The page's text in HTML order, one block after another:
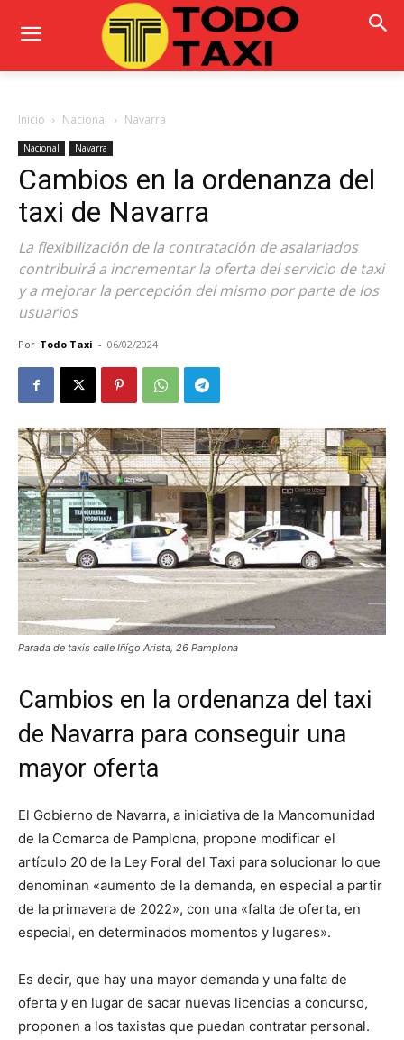
Inicio Nacional Navarra
Nacional Navarra
Cambios en la ordenanza del
taxi de Navarra
La flexibilización de la contratación de asalariados
contribuirá a incrementar la oferta del servicio de taxi
y a mejorar la percepción del mismo por parte de los
usuarios
Por Todo Taxi - 06/02/2024
Parada de taxis calle Iñígo Arista, 26 Pamplona
Cambios en la ordenanza del taxi
de Navarra para conseguir una
mayor oferta
El Gobierno de Navarra, a iniciativa de la Mancomunidad
de la Comarca de Pamplona, propone modificar el
artículo 20 de la Ley Foral del Taxi para solucionar lo que
denominan «aumento de la demanda, en especial a partir
de la primavera de 2022», con una «falta de oferta, en
especial, en determinados momentos y lugares».
Es decir, que hay una mayor demanda y una falta de
oferta y en lugar de sacar nuevas licencias a concurso,
proponen a los taxistas que puedan contratar personal.